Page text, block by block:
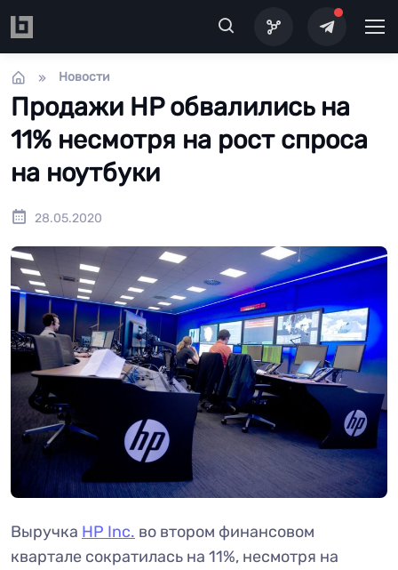
Новости
Продажи HP обвалились на
11% несмотря на рост спроса
на ноутбуки
28.05.2020
Выручка HP Inc. во втором финансовом
квартале сократилась на 11%, несмотря на